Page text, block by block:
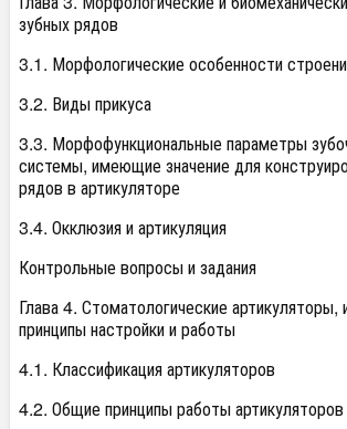
зубных рядов
3.1. Морфологические особенности
3.2. Виды прикуса
3.3. Морфофункциональные параметры
системы, имеющие значение для
рядов в артикуляторе
3.4. Окклюзия и артикуляция
Контрольные вопросы и задания
Глава 4. Стоматологические артикуляторы,
принципы настройки и работы
4.1. Классификация артикуляторов
4.2. Общие принципы работы артикуляторов